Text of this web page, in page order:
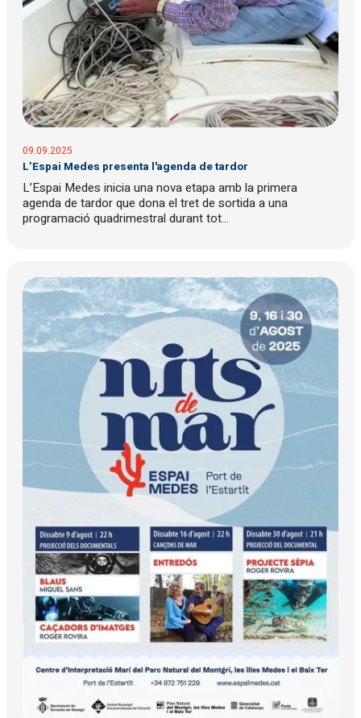
09.09.2025
L’Espai Medes presenta l'agenda de tardor
L’Espai Medes inicia una nova etapa amb la primera
agenda de tardor que dona el tret de sortida a una
programació quadrimestral durant tot...